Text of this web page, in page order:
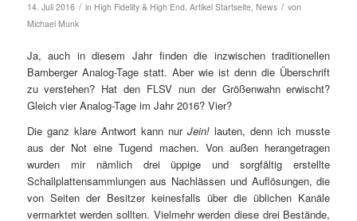
14. Juli 2016 / in High Fidelity & High End, Artikel Startseite, News / von
Michael Munk
Ja, auch in diesem Jahr finden die inzwischen traditionellen
Bamberger Analog-Tage statt. Aber wie ist denn die Überschrift
zu verstehen? Hat den FLSV nun der Größenwahn erwischt?
Gleich vier Analog-Tage im Jahr 2016? Vier?
Die ganz klare Antwort kann nurJein! lauten, denn ich musste
aus der Not eine Tugend machen. Von außen herangetragen
wurden mir nämlich drei üppige und sorgfältig erstellte
Schallplattensammlungen aus Nachlässen und Auflösungen, die
von Seiten der Besitzer keinesfalls über die üblichen Kanäle
vermarktet werden sollten. Vielmehr werden diese drei Bestände,